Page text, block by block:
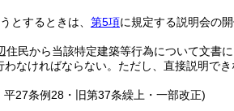
とするときは、 第5項に規定する説明会の
住民から当該特定建築等行為について文書に
なければならない。 ただし、直接説明で
27条例28・旧第37条繰上・一部改正)